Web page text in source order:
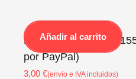
Añadir al carrito
Revista PEONZA
por PayPal)
3,00 €(envío e IVA incluidos)